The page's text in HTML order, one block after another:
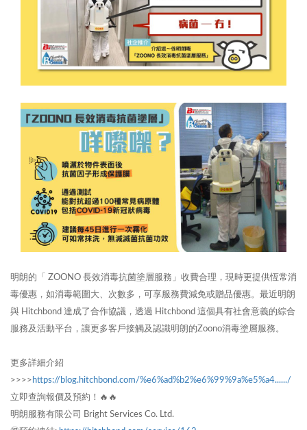
明朗的「 ZOONO 長效消毒抗菌塗層服務」收費合理，現時更提供恆常消
毒優惠，如消毒範圍大、次數多，可享服務費減免或贈品優惠。最近明朗
與 Hitchbond 達成了合作協議，透過 Hitchbond 這個具有社會意義的綜合
服務及活動平台，讓更多客戶接觸及認識明朗的Zoono消毒塗層服務。
更多詳細介紹
>>>> https://blog.hitchbond.com/%e6%ad%b2%e6%99%9a%e5%a4....../
立即查詢報價及預約！🔥🔥
明朗服務有限公司 Bright Services Co. Ltd.